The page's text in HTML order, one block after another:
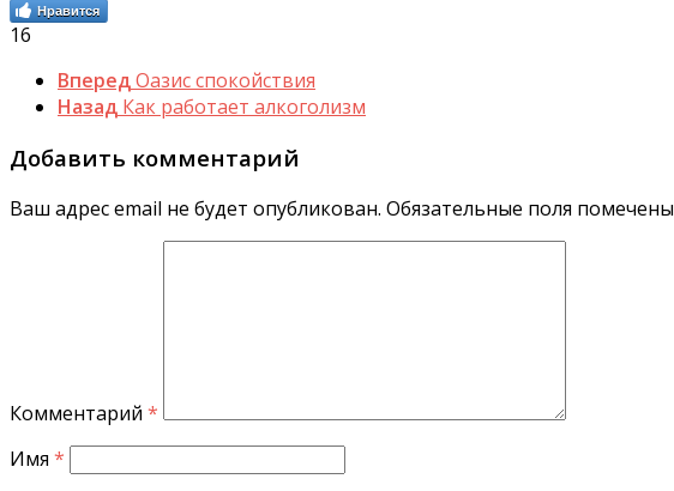
Нравится
16
ВпередОазис спокойствия
Назад Как работает алкоголизм
Добавить комментарий
Ваш адрес email не будет опубликован. Обязательные поля помечены
Комментарий *
Имя *